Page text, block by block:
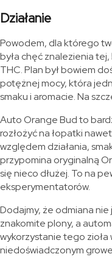
Działanie
Powodem, dla którego
była chęć znalezienia
THC. Plan był bowiem
potężnej mocy, która
smaku i aromacie. Na
Auto Orange Bud to
rozłożyć na łopatki
względem działania,
przypomina oryginalną
się nieco dłużej. To na
eksperymentatorów.
Dodajmy, że odmiana nie
znakomite plony, a
wykorzystanie tego zioła
niedoświadczonym